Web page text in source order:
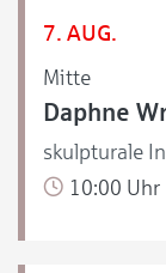
7. AUG.
Mitte
Daphne
skulpturale
10:00 Uhr